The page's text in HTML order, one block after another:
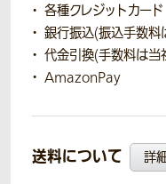
各種クレジットカード
銀行振込(振込手数料
代金引換(手数料は当
AmazonPay
送料について 詳